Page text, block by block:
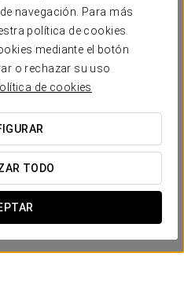
navegación. Para más
política de cookies.
mediante el botón
o rechazar su uso
de cookies
TODO
romántica
€